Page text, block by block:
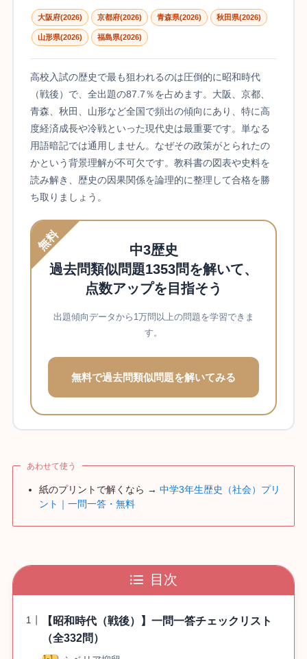
大阪府(2026) 京都府(2026) 青森県(2026) 秋田県(2026)
山形県(2026) 福島県(2026)
高校入試の歴史で最も狙われるのは圧倒的に昭和時代
（戦後）で、全出題の87.7％を占めます。大阪、京都、
青森、秋田、山形など全国で頻出の傾向にあり、特に高
度経済成長や冷戦といった現代史は最重要です。単なる
用語暗記では通用しません。なぜその政策がとられたの
かという背景理解が不可欠です。教科書の図表や史料を
読み解き、歴史の因果関係を論理的に整理して合格を勝
ち取りましょう。
無料
中3歴史
過去問類似問題1353問を解いて、
点数アップを目指そう
出題傾向データから1万問以上の問題を学習できま
す。
無料で過去問類似問題を解いてみる
あわせて使う
紙のプリントで解くなら →中学3年生歴史（社会）プリ
ント｜一問一答・無料
目次
【昭和時代（戦後）】一問一答チェックリスト
（全332問）